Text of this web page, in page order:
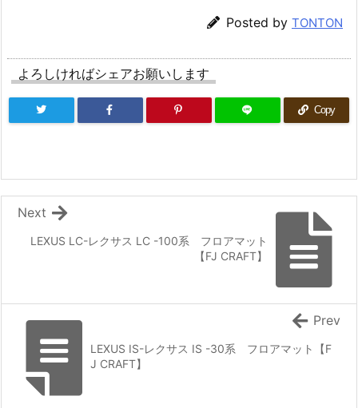
Posted by TONTON
よろしければシェアお願いします
Copy
LEXUS LC-レクサス LC -100系 フロアマット
【FJ CRAFT】
Next
LEXUS IS-レクサス IS -30系 フロアマット【F
J CRAFT】
Prev